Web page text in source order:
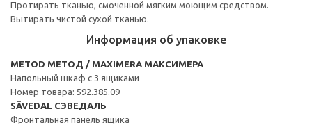
Протирать тканью, смоченной мягким моющим средством.
Вытирать чистой сухой тканью.
Информация об упаковке
METOD МЕТОД / MAXIMERA МАКСИМЕРА
Напольный шкаф с 3 ящиками
Номер товара: 592.385.09
SÄVEDAL СЭВЕДАЛЬ
Фронтальная панель ящика